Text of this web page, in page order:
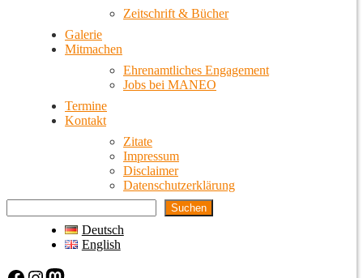
Zeitschrift & Bücher
Galerie
Mitmachen
Ehrenamtliches Engagement
Jobs bei MANEO
Termine
Kontakt
Zitate
Impressum
Disclaimer
Datenschutzerklärung
Suchen
Deutsch
English